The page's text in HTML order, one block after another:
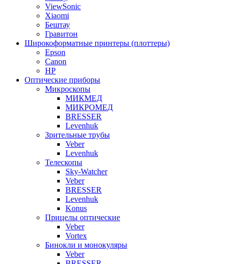
ViewSonic
Xiaomi
Бештау
Гравитон
Широкоформатные принтеры (плоттеры)
Epson
Canon
HP
Оптические приборы
Микроскопы
МИКМЕД
МИКРОМЕД
BRESSER
Levenhuk
Зрительные трубы
Veber
Levenhuk
Телескопы
Sky-Watcher
Veber
BRESSER
Levenhuk
Konus
Прицелы оптические
Veber
Vortex
Бинокли и монокуляры
Veber